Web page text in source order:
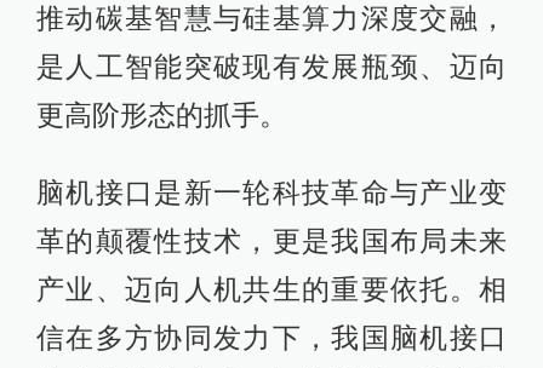
推动碳基智慧与硅基算力深度交融，
是人工智能突破现有发展瓶颈、迈向
更高阶形态的抓手。
脑机接口是新一轮科技革命与产业变
革的颠覆性技术，更是我国布局未来
产业、迈向人机共生的重要依托。相
信在多方协同发力下，我国脑机接口